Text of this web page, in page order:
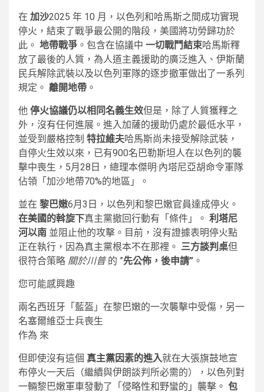
在 加沙2025 年 10 月，以色列和哈馬斯之間成功實現
停火，結束了戰爭最公開的階段，美國將功勞歸功於
此。 地帶戰爭 。包含在協議中 一切戰鬥結束哈馬斯釋
放了最後的人質，為人道主義援助的廣泛進入、伊斯蘭
民兵解除武裝以及以色列軍隊的逐步撤軍做出了一系列
規定。 離開地帶 。
他 停火協議仍以相同名義生效但是，除了人質獲釋之
外，沒有任何進展。進入加薩的援助仍處於最低水平，
並受到嚴格控制 特拉維夫哈馬斯尚未接受解除武裝，
自停火生效以來，已有900名巴勒斯坦人在以色列的襲
擊中喪生，5月28日，總理本傑明·內塔尼亞胡命令軍隊
佔領「加沙地帶70%的地區」。
並在 黎巴嫩6月3日，以色列和黎巴嫩官員達成停火。
在美國的斡旋下真主黨撤回行動有「條件」。 利塔尼
河以南 並阻止他的攻擊。目前，沒有證據表明停火點
正在執行，因為真主黨根本不在那裡。 三方談判桌但
很符合策略 關於川普的 ”先公佈，後申請” 。
您可能感興趣
兩名西班牙「藍盔」在黎巴嫩的一次襲擊中受傷，另一
名塞爾維亞士兵喪生
作為 來
但即使沒有這個 真主黨因素的進入就在大張旗鼓地宣
布停火一天后（繼續與伊朗談判所必需的），以色列對
一輛黎巴​​嫩軍車發動了「侵略性和野蠻的」襲擊。 包